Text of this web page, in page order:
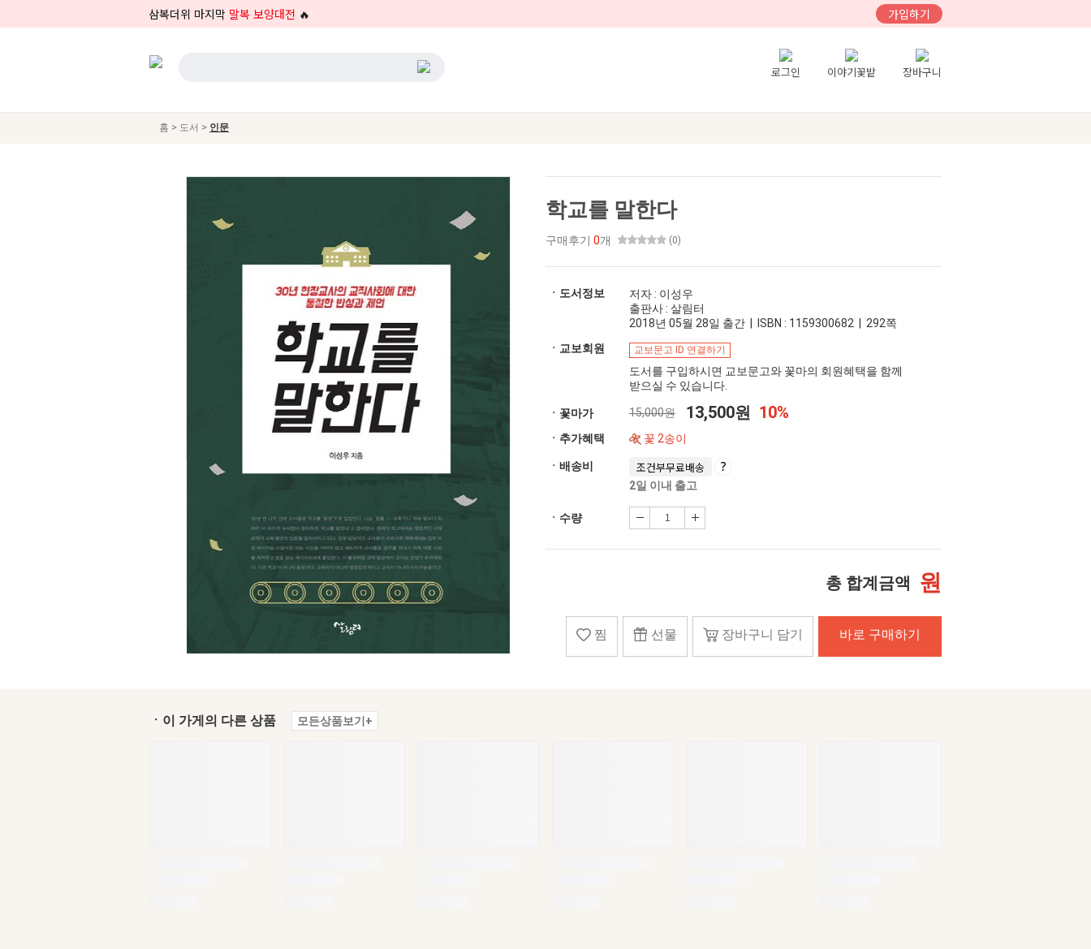
삼복더위 마지막 말복 보양대전 🔥 가입하기
로그인 이야기꽃밭 장바구니
홈 > 도서 > 인문
학교를 말한다
구매후기 0개 (0)
ㆍ도서정보
저자 : 이성우
출판사 : 살림터
2018년 05월 28일 출간 | ISBN : 1159300682 | 292쪽
ㆍ교보회원
교보문고 ID 연결하기
도서를 구입하시면 교보문고와 꽃마의 회원혜택을 함께
받으실 수 있습니다.
ㆍ꽃마가 15,000원 13,500원 10%
ㆍ추가혜택 꽃 2송이
ㆍ배송비 조건부무료배송
2일 이내 출고
ㆍ수량
총 합계금액 원
찜 선물 장바구니 담기 바로 구매하기
ㆍ이 가게의 다른 상품 모든상품보기+